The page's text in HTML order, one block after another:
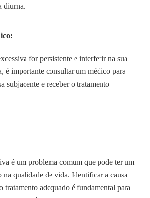
diurna.
for persistente e interferir na sua
é importante consultar um médico para
subjacente e receber o tratamento
é um problema comum que pode ter um
qualidade de vida. Identificar a causa
tratamento adequado é fundamental para